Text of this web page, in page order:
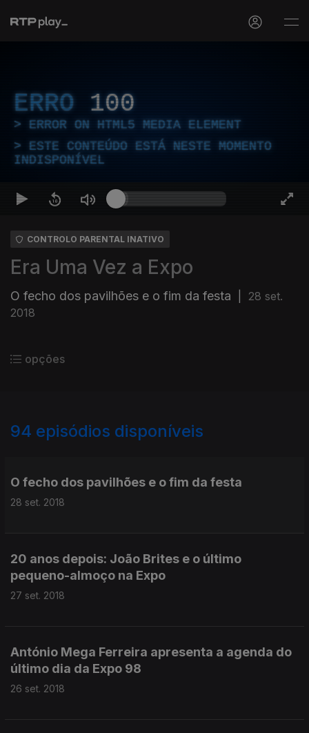
ERRO 100
ERROR ON HTML5 MEDIA ELEMENT
ESTE CONTEÚDO ESTÁ NESTE MOMENTO
INDISPONÍVEL
CONTROLO PARENTAL INATIVO
Era Uma Vez a Expo
O fecho dos pavilhões e o fim da festa
28 set.
2018
opções
94 episódios disponíveis
O fecho dos pavilhões e o fim da festa
28 set. 2018
20 anos depois: João Brites e o último
pequeno-almoço na Expo
27 set. 2018
António Mega Ferreira apresenta a agenda do
último dia da Expo 98
26 set. 2018